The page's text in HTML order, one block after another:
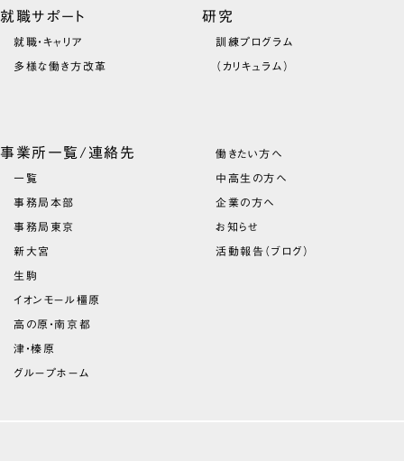
就職サポート
就職・キャリア
多様な働き方改革
研究
訓練プログラム
（カリキュラム）
事業所一覧/連絡先
一覧
事務局本部
事務局東京
新大宮
生駒
イオンモール橿原
高の原・南京都
津・榛原
グループホーム
働きたい方へ
中高生の方へ
企業の方へ
お知らせ
活動報告（ブログ）